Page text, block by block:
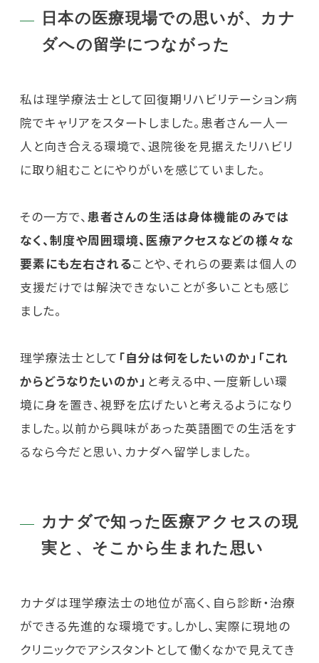
日本の医療現場での思いが、カナ
ダへの留学につながった
私は理学療法士として回復期リハビリテーション病
院でキャリアをスタートしました。患者さん一人一
人と向き合える環境で、退院後を見据えたリハビリ
に取り組むことにやりがいを感じていました。
その一方で、患者さんの生活は身体機能のみでは
なく、制度や周囲環境、医療アクセスなどの様々な
要素にも左右されることや、それらの要素は個人の
支援だけでは解決できないことが多いことも感じ
ました。
理学療法士として 「自分は何をしたいのか」「これ
からどうなりたいのか」 と考える中、一度新しい環
境に身を置き、視野を広げたいと考えるようになり
ました。以前から興味があった英語圏での生活をす
るなら今だと思い、カナダへ留学しました。
カナダで知った医療アクセスの現
実と、そこから生まれた思い
カナダは理学療法士の地位が高く、自ら診断・治療
ができる先進的な環境です。しかし、実際に現地の
クリニックでアシスタントとして働くなかで見えてき